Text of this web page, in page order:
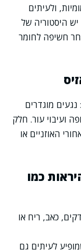
ולעיתים
היסטוריה של
חשיפה לחומר
מוגדרים
ועיבוי עור. חלק
האוזניים או
כמו
כאב, ריח או
לעיתים גם